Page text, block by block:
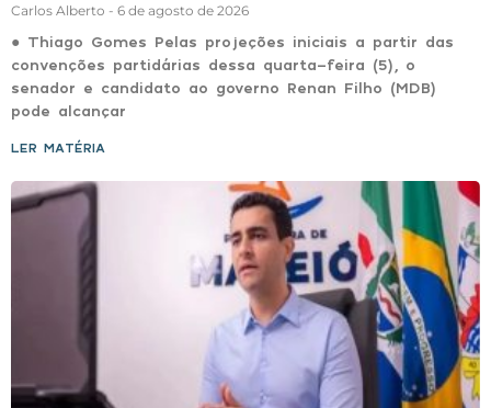
Carlos Alberto 6 de agosto de 2026
● Thiago Gomes Pelas projeções iniciais a partir das
convenções partidárias dessa quarta-feira (5), o
senador e candidato ao governo Renan Filho (MDB)
pode alcançar
LER MATÉRIA »